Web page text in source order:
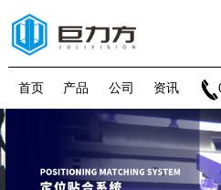
首页 产品 公司 资讯